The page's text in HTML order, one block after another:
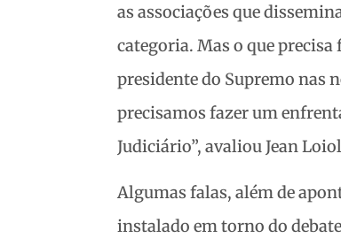
as associações que
categoria. Mas o que
presidente do Supremo nas
precisamos fazer um
Judiciário”, avaliou Jean
Algumas falas, além de
instalado em torno do